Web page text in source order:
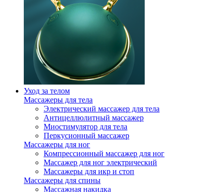
Уход за телом
Массажеры для тела
Электрический массажер для тела
Антицеллюлитный массажер
Миостимулятор для тела
Перкусионный массажер
Массажеры для ног
Компрессионный массажер для ног
Массажер для ног электрический
Массажеры для икр и стоп
Массажеры для спины
Массажная накидка